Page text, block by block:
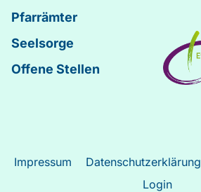
Pfarrämter
Seelsorge
Offene Stellen
Impressum Datenschutzerklärung
Login